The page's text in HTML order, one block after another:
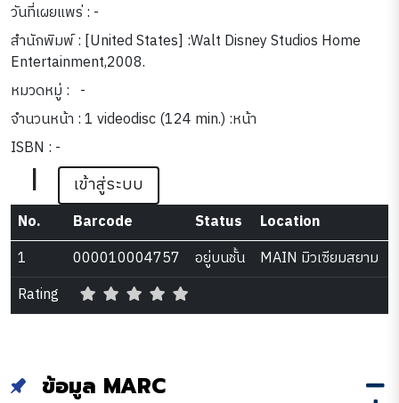
วันที่เผยแพร่ : -
สำนักพิมพ์ : [United States] :Walt Disney Studios Home
Entertainment,2008.
หมวดหมู่ : -
จำนวนหน้า : 1 videodisc (124 min.) :หน้า
ISBN : -
| เข้าสู่ระบบ
No. Barcode Status
Location
1
000010004757 อยู่บนชั้น
MAIN มิวเซียมสยาม
Rating
ข้อมูล MARC